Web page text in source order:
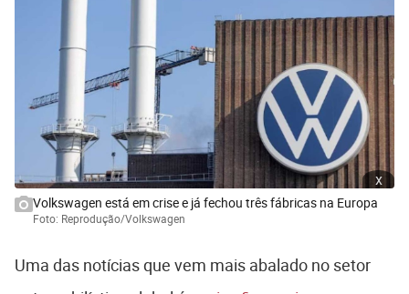
x
Volkswagen está em crise e já fechou três fábricas na Europa
Foto: Reprodução/Volkswagen
Uma das notícias que vem mais abalado no setor